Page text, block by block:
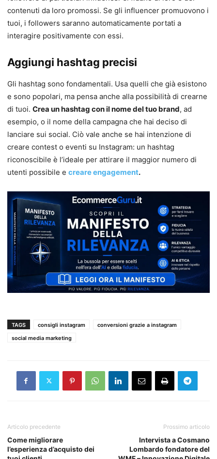
contenuti da loro promossi. Se gli influencer promuovono i
tuoi, i followers saranno automaticamente portati a
interagire positivamente con essi.
Aggiungi hashtag precisi
Gli hashtag sono fondamentali. Usa quelli che già esistono
e sono popolari, ma pensa anche alla possibilità di crearne
di tuoi. Crea un hashtag con il nome del tuo brand, ad
esempio, o il nome della campagna che hai deciso di
lanciare sui social. Ciò vale anche se hai intenzione di
creare contest o eventi su Instagram: un hashtag
riconoscibile è l’ideale per attirare il maggior numero di
utenti possibile e creare engagement.
TAGS consigli instagram
conversioni grazie a instagram
social media marketing
Articolo precedente
Come migliorare
l’esperienza d’acquisto dei
Prossimo articolo
Intervista a Cosmano
Lombardo fondatore del